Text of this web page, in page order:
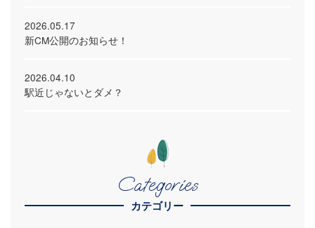
2026.05.17
新CM公開のお知らせ！
2026.04.10
駅近じゃないとダメ？
Categories
カテゴリー